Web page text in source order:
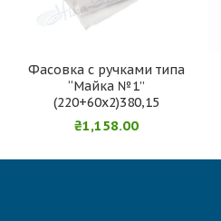
Фасовка с ручками типа
“Майка №1”
(220+60х2)380,15
₴1,158.00